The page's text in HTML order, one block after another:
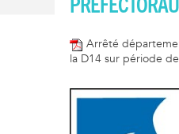
Arrêté
la D14 sur période